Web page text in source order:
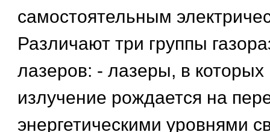
самостоятельным
Различают три группы
лазеров: - лазеры, в которых
излучение рождается на
энергетическими уровнями